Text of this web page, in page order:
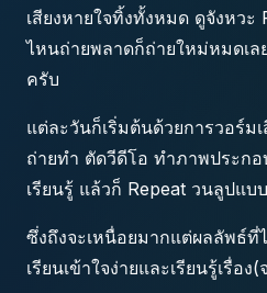
เสียงหายใจทิ้งทั้งหมด ดูจังหว
ไหนถ่ายพลาดก็ถ่ายใหม่หมดเ
ครับ
แต่ละวันก็เริ่มต้นด้วยการวอร์ม
ถ่ายทำ ตัดวีดีโอ ทำภาพประก
เรียนรู้ แล้วก็ Repeat วนลูปแบ
ซึ่งถึงจะเหนื่อยมากแต่ผลลัพธ์
เรียนเข้าใจง่ายและเรียนรู้เรื่อ